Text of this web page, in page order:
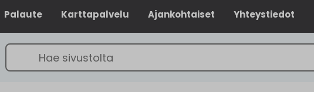
Palaute Karttapalvelu Ajankohtaiset Yhteystiedot